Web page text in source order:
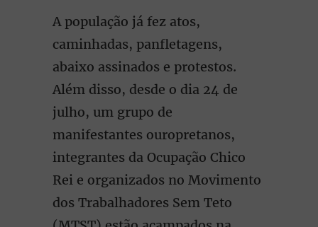
A população já fez atos,
caminhadas, panfletagens,
abaixo assinados e protestos.
Além disso, desde o dia 24 de
julho, um grupo de
manifestantes ouropretanos,
integrantes da Ocupação Chico
Rei e organizados no Movimento
dos Trabalhadores Sem Teto